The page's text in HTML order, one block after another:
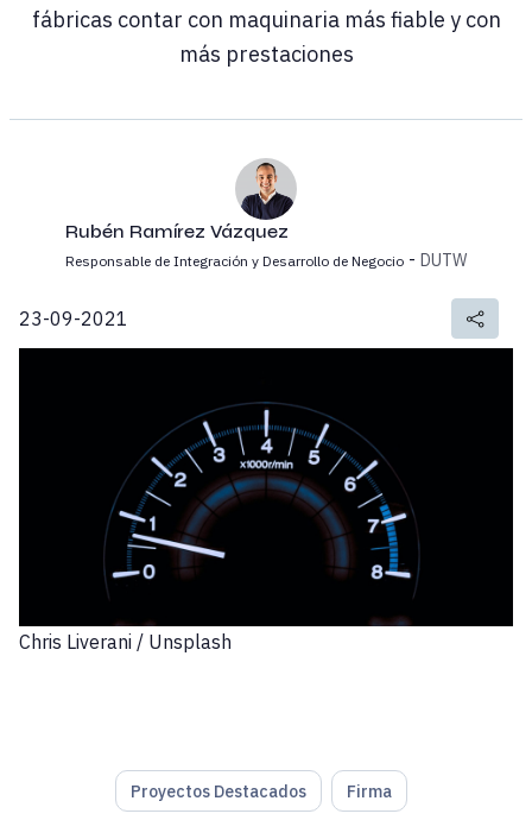
fábricas contar con maquinaria más fiable y con
más prestaciones
Rubén Ramírez Vázquez
Responsable de Integración y Desarrollo de Negocio - DUTW
23-09-2021
Chris Liverani / Unsplash
Proyectos Destacados Firma